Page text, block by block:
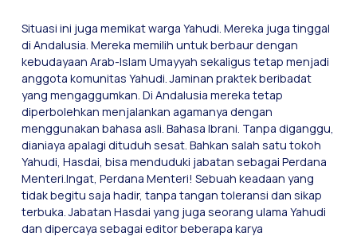
Situasi ini juga memikat warga Yahudi. Mereka juga tinggal
di Andalusia. Mereka memilih untuk berbaur dengan
kebudayaan Arab-Islam Umayyah sekaligus tetap menjadi
anggota komunitas Yahudi. Jaminan praktek beribadat
yang mengaggumkan. Di Andalusia mereka tetap
diperbolehkan menjalankan agamanya dengan
menggunakan bahasa asli. Bahasa Ibrani. Tanpa diganggu,
dianiaya apalagi dituduh sesat. Bahkan salah satu tokoh
Yahudi, Hasdai, bisa menduduki jabatan sebagai Perdana
Menteri.Ingat, Perdana Menteri! Sebuah keadaan yang
tidak begitu saja hadir, tanpa tangan toleransi dan sikap
terbuka. Jabatan Hasdai yang juga seorang ulama Yahudi
dan dipercaya sebagai editor beberapa karya